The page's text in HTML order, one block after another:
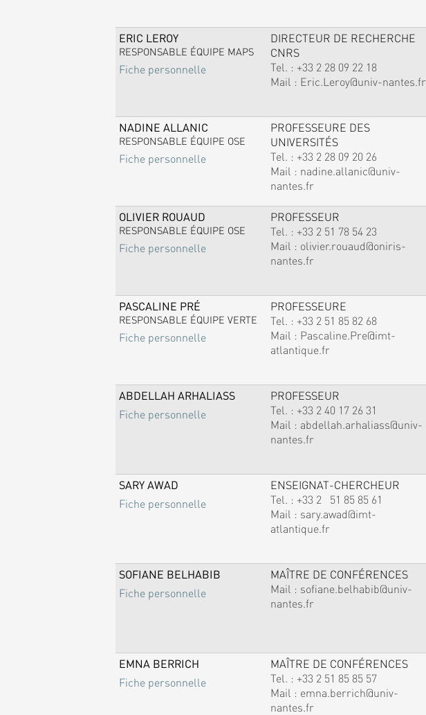
ERIC LEROY
RESPONSABLE ÉQUIPE MAPS
Fiche personnelle
DIRECTEUR DE RECHERCHE
CNRS
Tel. : +33 2 28 09 22 18
Mail : Eric.Leroy@univ-nantes.fr
NADINE ALLANIC
RESPONSABLE ÉQUIPE OSE
Fiche personnelle
PROFESSEURE DES
UNIVERSITÉS
Tel. : +33 2 28 09 20 26
Mail : nadine.allanic@univ-
nantes.fr
OLIVIER ROUAUD
RESPONSABLE ÉQUIPE OSE
Fiche personnelle
PROFESSEUR
Tel. : +33 2 51 78 54 23
Mail : olivier.rouaud@oniris-
nantes.fr
PASCALINE PRÉ
RESPONSABLE ÉQUIPE VERTE
Fiche personnelle
PROFESSEURE
Tel. : +33 2 51 85 82 68
Mail : Pascaline.Pre@imt-
atlantique.fr
ABDELLAH ARHALIASS
Fiche personnelle
PROFESSEUR
Tel. : +33 2 40 17 26 31
Mail : abdellah.arhaliass@univ-
nantes.fr
SARY AWAD
Fiche personnelle
ENSEIGNAT-CHERCHEUR
Tel. : +33 2 51 85 85 61
Mail : sary.awad@imt-
atlantique.fr
SOFIANE BELHABIB
Fiche personnelle
MAÎTRE DE CONFÉRENCES
Mail : sofiane.belhabib@univ-
nantes.fr
EMNA BERRICH
Fiche personnelle
MAÎTRE DE CONFÉRENCES
Tel. : +33 2 51 85 85 57
Mail : emna.berrich@univ-
nantes.fr